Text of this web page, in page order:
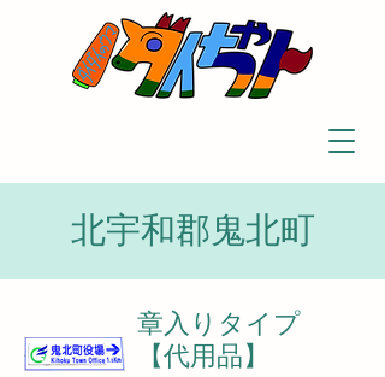
北宇和郡鬼北町
章入りタイプ
【代用品】